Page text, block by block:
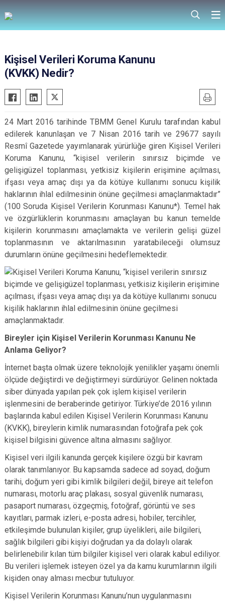
Kişisel Verileri Koruma Kanunu
(KVKK) Nedir?
24 Mart 2016 tarihinde TBMM Genel Kurulu tarafından kabul
edilerek kanunlaşan ve 7 Nisan 2016 tarih ve 29677 sayılı
Resmî Gazetede yayımlanarak yürürlüğe giren Kişisel Verileri
Koruma Kanunu, “kişisel verilerin sınırsız biçimde ve
gelişigüzel toplanması, yetkisiz kişilerin erişimine açılması,
ifşası veya amaç dışı ya da kötüye kullanımı sonucu kişilik
haklarının ihlal edilmesinin önüne geçilmesi amaçlanmaktadır”
(100 Soruda Kişisel Verilerin Korunması Kanunu*). Temel hak
ve özgürlüklerin korunmasını amaçlayan bu kanun temelde
kişilerin korunmasını amaçlamakta ve verilerin gelişi güzel
toplanmasının ve aktarılmasının yaratabileceği olumsuz
durumların önüne geçilmesini hedeflemektedir.
Bireyler için Kişisel Verilerin Korunması Kanunu Ne
Anlama Geliyor?
İnternet başta olmak üzere teknolojik yenilikler yaşamı önemli
ölçüde değiştirdi ve değiştirmeyi sürdürüyor. Gelinen noktada
siber dünyada yapılan pek çok işlem kişisel verilerin
işlenmesini de beraberinde getiriyor. Türkiye’de 2016 yılının
başlarında kabul edilen Kişisel Verilerin Korunması Kanunu
(KVKK), bireylerin kimlik numarasından fotoğrafa pek çok
kişisel bilgisini güvence altına almasını sağlıyor.
Kişisel veri ilgili kanunda gerçek kişilere özgü bir kavram
olarak tanımlanıyor. Bu kapsamda sadece ad soyad, doğum
tarihi, doğum yeri gibi kimlik bilgileri değil, bireye ait telefon
numarası, motorlu araç plakası, sosyal güvenlik numarası,
pasaport numarası, özgeçmiş, fotoğraf, görüntü ve ses
kayıtları, parmak izleri, e-posta adresi, hobiler, tercihler,
etkileşimde bulunulan kişiler, grup üyelikleri, aile bilgileri,
sağlık bilgileri gibi kişiyi doğrudan ya da dolaylı olarak
belirlenebilir kılan tüm bilgiler kişisel veri olarak kabul ediliyor.
Bu verileri işlemek isteyen özel ya da kamu kurumlarının ilgili
kişiden onay alması mecbur tutuluyor.
Kişisel Verilerin Korunması Kanunu’nun uygulanmasını